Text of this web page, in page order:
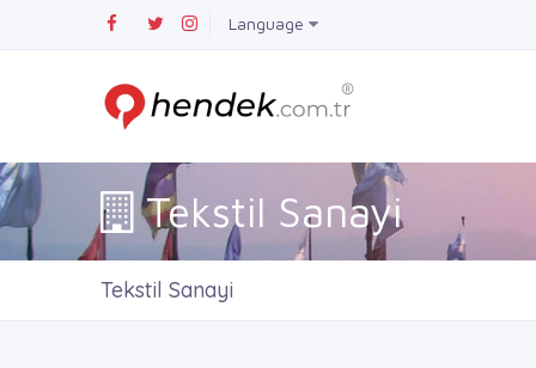
Language
Tekstil Sanayi
Tekstil Sanayi